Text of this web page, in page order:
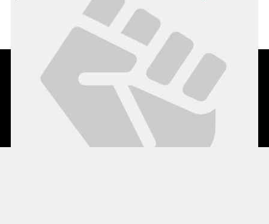
Podmínky užití webového rozhraní
Souhlas s používáním osobních údajů
Statistiky
Kontakty